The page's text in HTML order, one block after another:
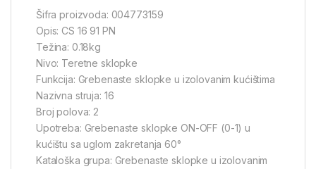
Šifra proizvoda: 004773159
Opis: CS 16 91 PN
Težina: 0.18kg
Nivo: Teretne sklopke
Funkcija: Grebenaste sklopke u izolovanim kućištima
Nazivna struja: 16
Broj polova: 2
Upotreba: Grebenaste sklopke ON-OFF (0-1) u
kućištu sa uglom zakretanja 60°
Kataloška grupa: Grebenaste sklopke u izolovanim